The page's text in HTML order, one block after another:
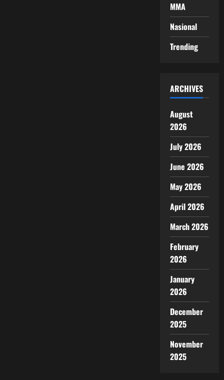
MMA
Nasional
Trending
ARCHIVES
August
2026
July 2026
June 2026
May 2026
April 2026
March 2026
February
2026
January
2026
December
2025
November
2025